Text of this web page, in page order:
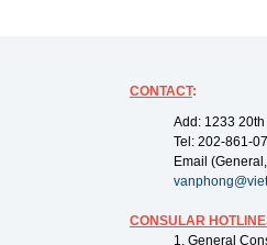
CONTACT:
Add: 1233
Tel: 202-861-
Email
CONSULAR
1. General